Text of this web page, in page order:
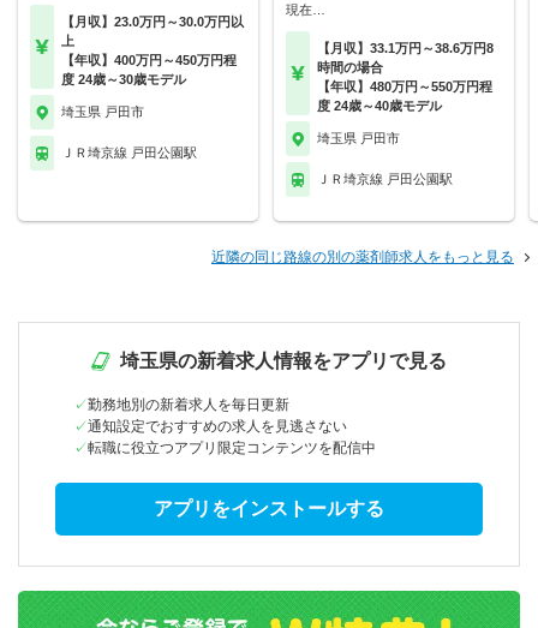
【月収】23.0万円～30.0万円以
上
【年収】400万円～450万円程
度 24歳～30歳モデル
埼玉県 戸田市
ＪＲ埼京線 戸田公園駅
現在…
【月収】33.1万円～38.6万円8
時間の場合
【年収】480万円～550万円程
度 24歳～40歳モデル
埼玉県 戸田市
ＪＲ埼京線 戸田公園駅
近隣の同じ路線の別の薬剤師求人をもっと見る
埼玉県の新着求人情報をアプリで見る
勤務地別の新着求人を毎日更新
通知設定でおすすめの求人を見逃さない
転職に役立つアプリ限定コンテンツを配信中
アプリをインストールする